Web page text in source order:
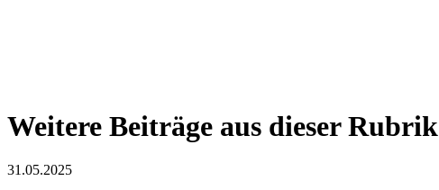
Weitere Beiträge aus dieser Rubrik
31.05.2025